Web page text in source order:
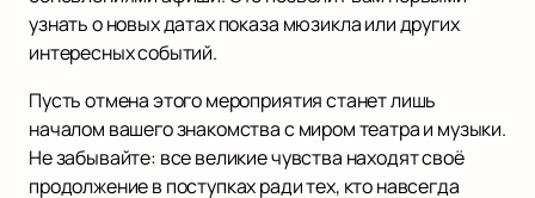
узнать о новых датах показа мюзикла или других
интересных событий.
Пусть отмена этого мероприятия станет лишь
началом вашего знакомства с миром театра и музыки.
Не забывайте: все великие чувства находят своё
продолжение в поступках ради тех, кто навсегда